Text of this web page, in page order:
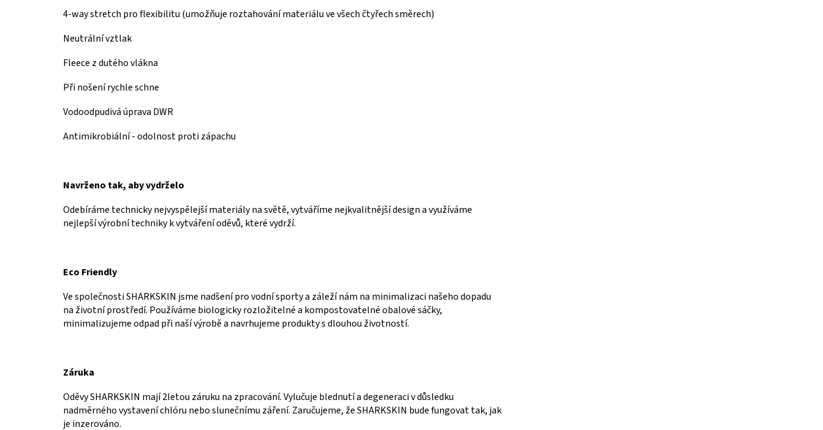
4-way stretch pro flexibilitu (umožňuje roztahování materiálu ve všech čtyřech směrech)
Neutrální vztlak
Fleece z dutého vlákna
Při nošení rychle schne
Vodoodpudivá úprava DWR
Antimikrobiální - odolnost proti zápachu
Navrženo tak, aby vydrželo
Odebíráme technicky nejvyspělejší materiály na světě, vytváříme nejkvalitnější design a využíváme
nejlepší výrobní techniky k vytváření oděvů, které vydrží.
Eco Friendly
Ve společnosti SHARKSKIN jsme nadšení pro vodní sporty a záleží nám na minimalizaci našeho dopadu
na životní prostředí. Používáme biologicky rozložitelné a kompostovatelné obalové sáčky,
minimalizujeme odpad při naší výrobě a navrhujeme produkty s dlouhou životností.
Záruka
Oděvy SHARKSKIN mají 2letou záruku na zpracování.Vylučuje blednutí a degeneraci v důsledku
nadměrného vystavení chlóru nebo slunečnímu záření. Zaručujeme, že SHARKSKIN bude fungovat tak, jak
je inzerováno.